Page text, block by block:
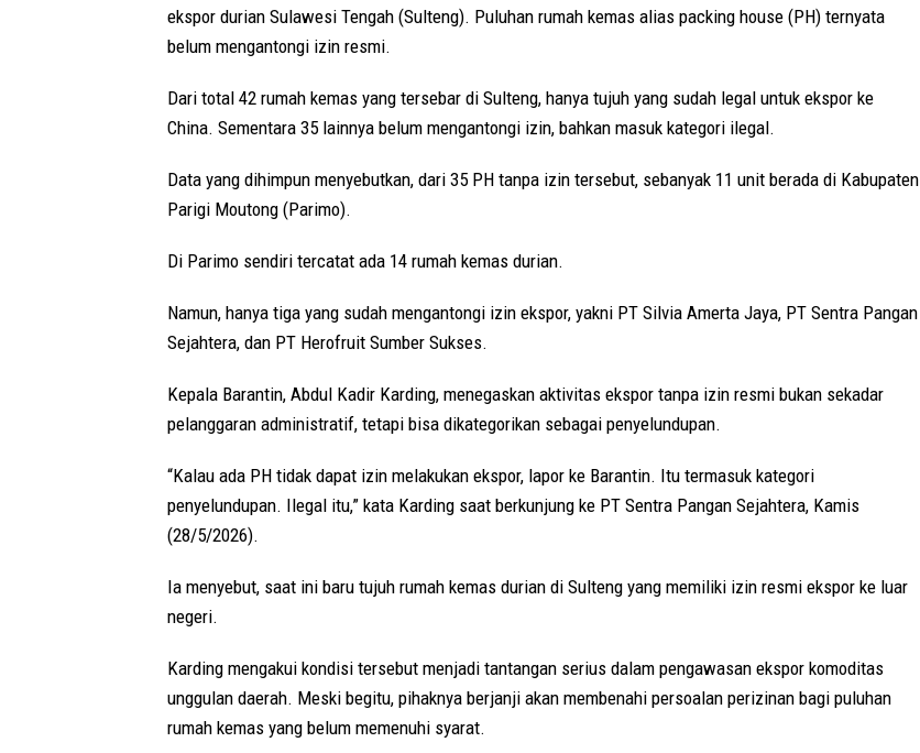
ekspor durian Sulawesi Tengah (Sulteng). Puluhan rumah kemas alias packing house (PH) ternyata
belum mengantongi izin resmi.
Dari total 42 rumah kemas yang tersebar di Sulteng, hanya tujuh yang sudah legal untuk ekspor ke
China. Sementara 35 lainnya belum mengantongi izin, bahkan masuk kategori ilegal.
Data yang dihimpun menyebutkan, dari 35 PH tanpa izin tersebut, sebanyak 11 unit berada di Kabupaten
Parigi Moutong (Parimo).
Di Parimo sendiri tercatat ada 14 rumah kemas durian.
Namun, hanya tiga yang sudah mengantongi izin ekspor, yakni PT Silvia Amerta Jaya, PT Sentra Pangan
Sejahtera, dan PT Herofruit Sumber Sukses.
Kepala Barantin, Abdul Kadir Karding, menegaskan aktivitas ekspor tanpa izin resmi bukan sekadar
pelanggaran administratif, tetapi bisa dikategorikan sebagai penyelundupan.
“Kalau ada PH tidak dapat izin melakukan ekspor, lapor ke Barantin. Itu termasuk kategori
penyelundupan. Ilegal itu,” kata Karding saat berkunjung ke PT Sentra Pangan Sejahtera, Kamis
(28/5/2026).
Ia menyebut, saat ini baru tujuh rumah kemas durian di Sulteng yang memiliki izin resmi ekspor ke luar
negeri.
Karding mengakui kondisi tersebut menjadi tantangan serius dalam pengawasan ekspor komoditas
unggulan daerah. Meski begitu, pihaknya berjanji akan membenahi persoalan perizinan bagi puluhan
rumah kemas yang belum memenuhi syarat.